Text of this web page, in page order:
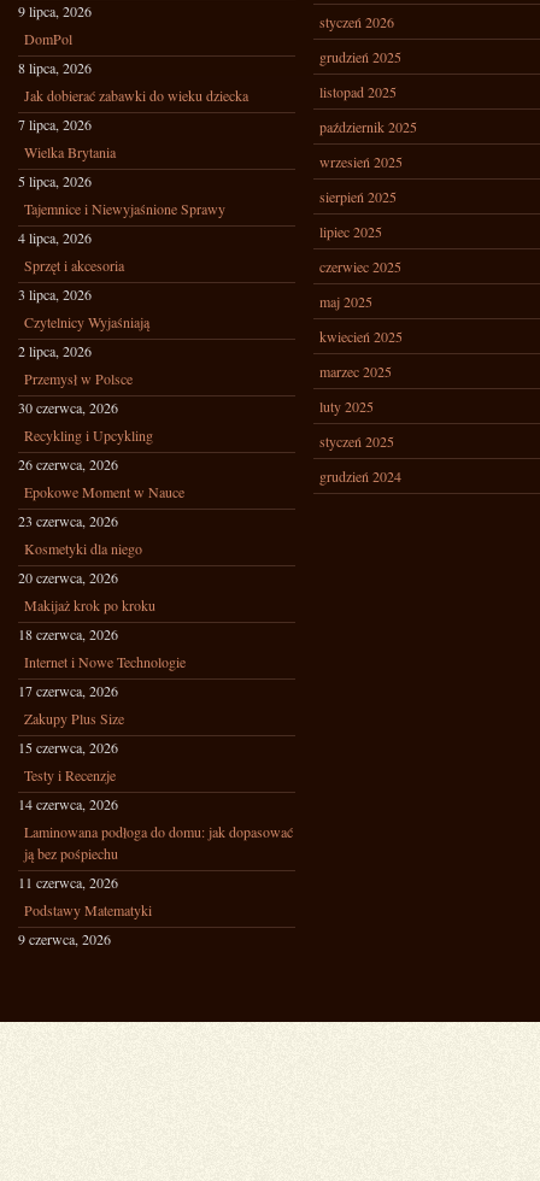
9 lipca, 2026
DomPol
8 lipca, 2026
Jak dobierać zabawki do wieku dziecka
7 lipca, 2026
Wielka Brytania
5 lipca, 2026
Tajemnice i Niewyjaśnione Sprawy
4 lipca, 2026
Sprzęt i akcesoria
3 lipca, 2026
Czytelnicy Wyjaśniają
2 lipca, 2026
Przemysł w Polsce
30 czerwca, 2026
Recykling i Upcykling
26 czerwca, 2026
Epokowe Moment w Nauce
23 czerwca, 2026
Kosmetyki dla niego
20 czerwca, 2026
Makijaż krok po kroku
18 czerwca, 2026
Internet i Nowe Technologie
17 czerwca, 2026
Zakupy Plus Size
15 czerwca, 2026
Testy i Recenzje
14 czerwca, 2026
Laminowana podłoga do domu: jak dopasować
ją bez pośpiechu
11 czerwca, 2026
Podstawy Matematyki
9 czerwca, 2026
styczeń 2026
grudzień 2025
listopad 2025
październik 2025
wrzesień 2025
sierpień 2025
lipiec 2025
czerwiec 2025
maj 2025
kwiecień 2025
marzec 2025
luty 2025
styczeń 2025
grudzień 2024